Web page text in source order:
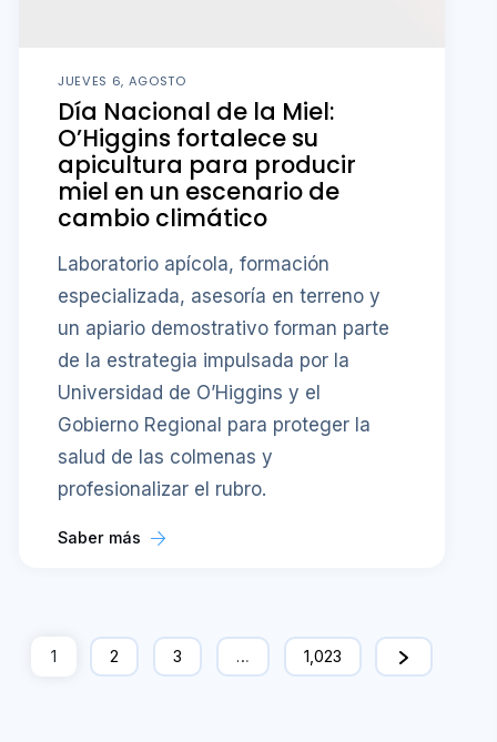
JUEVES 6, AGOSTO
Día Nacional de la Miel:
O’Higgins fortalece su
apicultura para producir
miel en un escenario de
cambio climático
Laboratorio apícola, formación
especializada, asesoría en terreno y
un apiario demostrativo forman parte
de la estrategia impulsada por la
Universidad de O’Higgins y el
Gobierno Regional para proteger la
salud de las colmenas y
profesionalizar el rubro.
Saber más
1 2 3 … 1,023